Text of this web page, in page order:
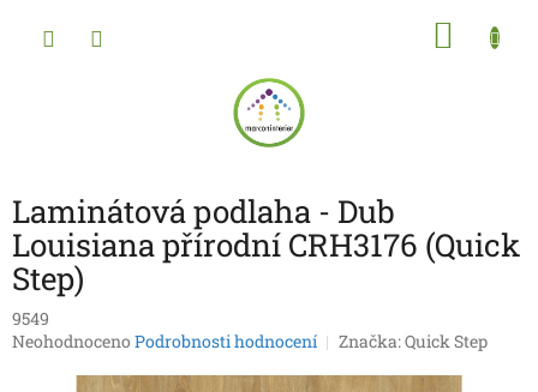
Laminátová podlaha - Dub
Louisiana přírodní CRH3176 (Quick
Step)
9549
Průměrné
Neohodnoceno Podrobnosti hodnocení Značka:Quick Step